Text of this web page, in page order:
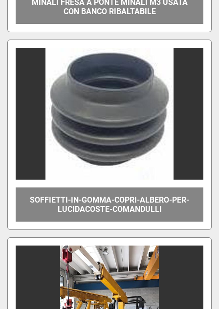
MINALI FRESA A PONTE MINALI M3 USATA
CON BANCO RIBALTABILE
SOFFIETTI-IN-GOMMA-COPRI-ALBERO-PER-
LUCIDACOSTE-COMANDULLI